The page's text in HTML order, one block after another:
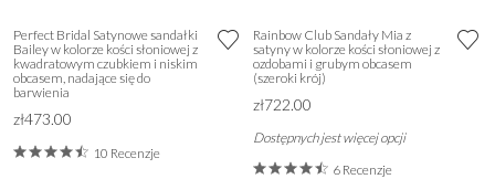
Perfect Bridal Satynowe sandałki
Bailey w kolorze kości słoniowej z
kwadratowym czubkiem i niskim
obcasem, nadające się do
barwienia
zł473.00
10 Recenzje
Rainbow Club Sandały Mia z
satyny w kolorze kości słoniowej z
ozdobami i grubym obcasem
(szeroki krój)
zł722.00
Dostępnych jest więcej opcji
6 Recenzje